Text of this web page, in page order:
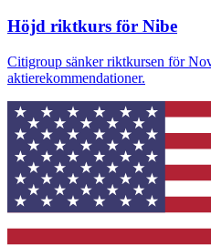
Höjd riktkurs för Nibe
Citigroup sänker riktkursen för
aktierekommendationer.